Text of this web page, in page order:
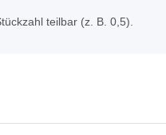
teilbar (z. B. 0,5).